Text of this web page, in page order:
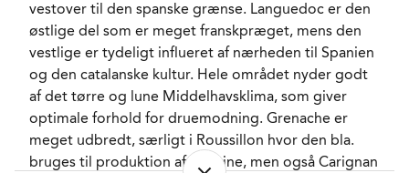
at den bare skal komme på bordet denne ene aften.
Vi tænker på desserter med mørk chokolade såsom
fondant eller mousse, og vi tænker på brombær
eller blåbærtærter. Eller kraftige blåskimmeloste.
Uanset hvad vil sød musik opstå!
vestover til den spanske grænse. Languedoc er den
østlige del som er meget franskpræget, mens den
vestlige er tydeligt influeret af nærheden til Spanien
og den catalanske kultur. Hele området nyder godt
af det tørre og lune Middelhavsklima, som giver
optimale forhold for druemodning. Grenache er
meget udbredt, særligt i Roussillon hvor den bla.
bruges til produktion af hedvine, men også Carignan